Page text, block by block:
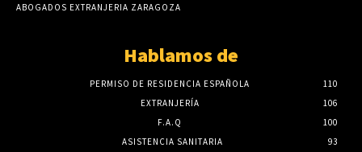
ABOGADOS EXTRANJERIA ZARAGOZA
Hablamos de
PERMISO DE RESIDENCIA ESPAÑOLA
110
EXTRANJERÍA
106
F.A.Q
100
ASISTENCIA SANITARIA
93